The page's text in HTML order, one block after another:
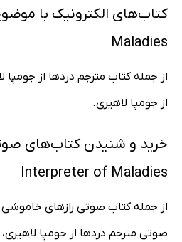
Maladies
از جمله کتاب مترجم دردها از جومپا
از جومپا لاهیری.
خرید و شنیدن کتاب‌های
Interpreter of Maladies
از جمله کتاب صوتی رازهای خاموشی
صوتی مترجم دردها از جومپا